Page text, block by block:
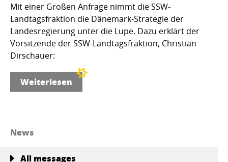
Mit einer Großen Anfrage nimmt die SSW-
Landtagsfraktion die Dänemark-Strategie der
Landesregierung unter die Lupe. Dazu erklärt der
Vorsitzende der SSW-Landtagsfraktion, Christian
Dirschauer:
Weiterlesen
News
All messages